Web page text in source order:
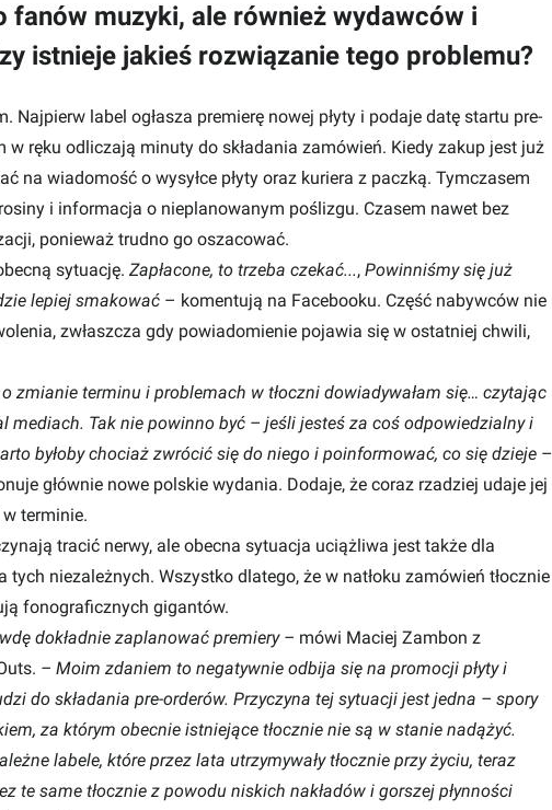
muzyki, ale również wydawców i
istnieje jakieś rozwiązanie tego problemu?
Najpierw label ogłasza premierę nowej płyty i podaje datę startu pre-
w ręku odliczają minuty do składania zamówień. Kiedy zakup jest już
na wiadomość o wysyłce płyty oraz kuriera z paczką. Tymczasem
i informacja o nieplanowanym poślizgu. Czasem nawet bez
ponieważ trudno go oszacować.
sytuację. Zapłacone, to trzeba czekać..., Powinniśmy się już
lepiej smakować – komentują na Facebooku. Część nabywców nie
zwłaszcza gdy powiadomienie pojawia się w ostatniej chwili,
zmianie terminu i problemach w tłoczni dowiadywałam się… czytając
mediach. Tak nie powinno być – jeśli jesteś za coś odpowiedzialny i
byłoby chociaż zwrócić się do niego i poinformować, co się dzieje –
głównie nowe polskie wydania. Dodaje, że coraz rzadziej udaje jej
terminie.
tracić nerwy, ale obecna sytuacja uciążliwa jest także dla
tych niezależnych. Wszystko dlatego, że w natłoku zamówień tłocznie
fonograficznych gigantów.
dokładnie zaplanować premiery – mówi Maciej Zambon z
– Moim zdaniem to negatywnie odbija się na promocji płyty i
do składania pre-orderów. Przyczyna tej sytuacji jest jedna – spory
za którym obecnie istniejące tłocznie nie są w stanie nadążyć.
labele, które przez lata utrzymywały tłocznie przy życiu, teraz
te same tłocznie z powodu niskich nakładów i gorszej płynności